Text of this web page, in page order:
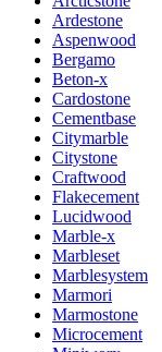
Ardestone
Aspenwood
Bergamo
Beton-x
Cardostone
Cementbase
Citymarble
Citystone
Craftwood
Flakecement
Lucidwood
Marble-x
Marbleset
Marblesystem
Marmori
Marmostone
Microcement